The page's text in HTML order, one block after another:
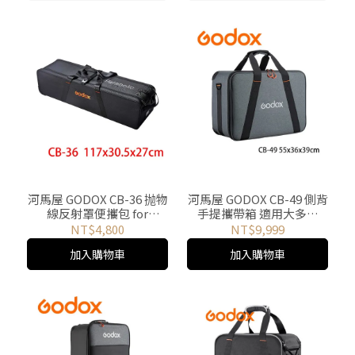
河馬屋 GODOX CB-36 抛物
線反射罩便攜包 for
Parabolic158
117x30.5x27cm
NT$4,800
加入購物車
河馬屋 GODOX CB-49 側背
手提攜帶箱 適用大多數
55X36X39cm
NT$9,999
加入購物車